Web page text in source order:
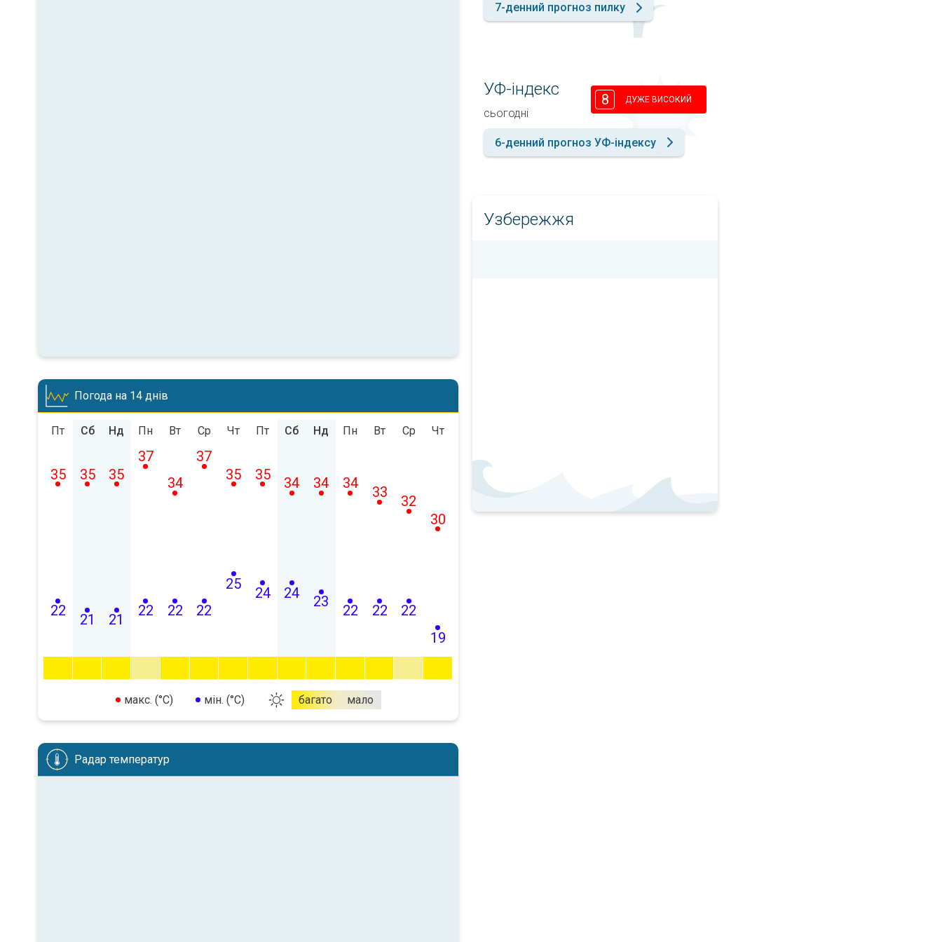
Погода на 14 днів
Пт
22
35
Сб
21
35
Нд
21
35
Пн
22
37
Вт
22
34
Ср
22
37
Чт
25
35
Пт
24
35
Сб
24
34
Нд
23
34
Пн
22
34
Вт
22
33
Ср
22
32
Чт
19
30
макс. (°C) мін. (°C) багато мало
Радар температур
7-денний прогноз пилку
УФ-індекс
сьогодні
8 ДУЖЕ ВИСОКИЙ
6-денний прогноз УФ-індексу
Узбережжя